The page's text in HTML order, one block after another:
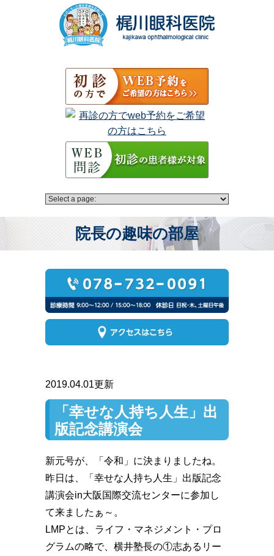
院長の趣味の部屋
2019.04.01更新
「幸せな人持ち人生」出
版記念講演会
新元号が、「令和」に決まりましたね。
昨日は、「幸せな人持ち人生」出版記念
講演会in大阪国際交流センターに参加し
て来ましたぁ～。
LMPとは、ライフ・マネジメント・プロ
グラムの略で、横井塾長の①志あるリー